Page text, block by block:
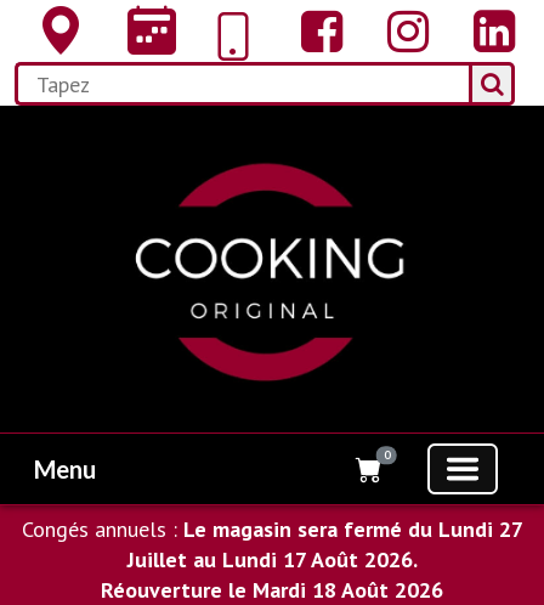
Menu 0
Congés annuels : Le magasin sera fermé du Lundi 27
Juillet au Lundi 17 Août 2026.
Réouverture le Mardi 18 Août 2026